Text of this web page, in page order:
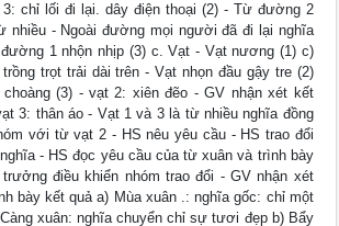
chỉ lối đi lại. dây điện thoại (2) - Từ đường 2
nhiều - Ngoài đường mọi người đã đi lại nghĩa
1 nhộn nhịp (3) c. Vạt - Vạt nương (1) c)
trọt trải dài trên - Vạt nhọn đầu gậy tre (2)
(3) - vạt 2: xiên đẽo - GV nhận xét kết
3: thân áo - Vạt 1 và 3 là từ nhiều nghĩa đồng
với từ vạt 2 - HS nêu yêu cầu - HS trao đổi
- HS đọc yêu cầu của từ xuân và trình bày
điều khiển nhóm trao đổi - GV nhận xét
bày kết quả a) Mùa xuân .: nghĩa gốc: chỉ một
xuân: nghĩa chuyển chỉ sự tươi đẹp b) Bẩy